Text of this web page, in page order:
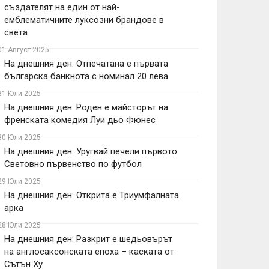
създателят на един от най-
емблематичните луксозни брандове в
света
Август 2025
На днешния ден: Отпечатана е първата
българска банкнота с номинал 20 лева
Юли 2025
На днешния ден: Роден е майсторът на
френската комедия Луи дьо Фюнес
Юли 2025
На днешния ден: Уругвай печели първото
Световно първенство по футбол
Юли 2025
На днешния ден: Открита е Триумфалната
арка
Юли 2025
На днешния ден: Разкрит е шедьовърът
на англосаксонската епоха – каската от
Сътън Ху